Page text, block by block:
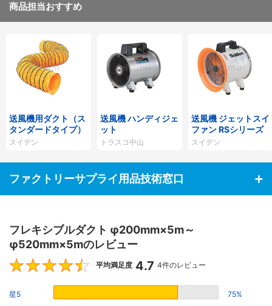
商品担当おすすめ
送風機用ダクト（ス
タンダードタイプ）
スイデン
送風機 ハンディジェ
ット
トラスコ中山
送風機 ジェットスイ
ファン RSシリーズ
スイデン
ファクトリーサプライ用品技術窓口
フレキシブルダクト φ200mm×5m～
φ520mm×5mのレビュー
4.7
平均満足度 4.7 4件のレビュー
星5 75%